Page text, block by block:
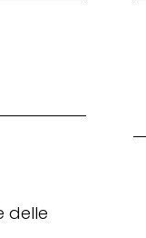
delle